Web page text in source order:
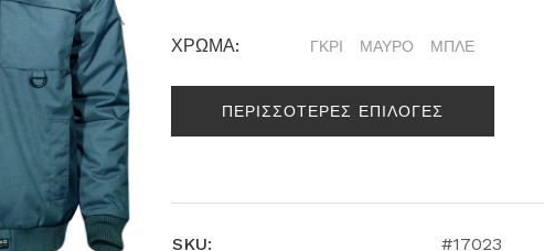
ΧΡΩΜΑ: ΓΚΡΙ ΜΑΥΡΟ ΜΠΛΕ
ΠΕΡΙΣΣΟΤΕΡΕΣ ΕΠΙΛΟΓΕΣ
SKU: #17023